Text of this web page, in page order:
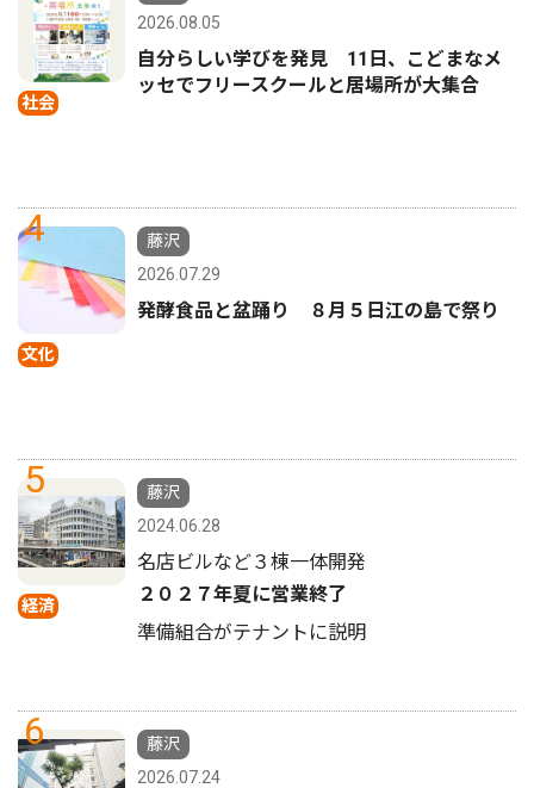
社会
2026.08.05
自分らしい学びを発見 11日、こどまなメ
ッセでフリースクールと居場所が大集合
4
文化
藤沢
2026.07.29
発酵食品と盆踊り ８月５日江の島で祭り
5
経済
藤沢
2024.06.28
名店ビルなど３棟一体開発
２０２７年夏に営業終了
準備組合がテナントに説明
6
藤沢
2026.07.24